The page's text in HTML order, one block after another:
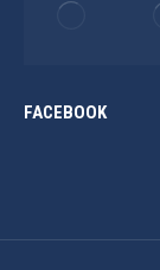
FACEBOOK